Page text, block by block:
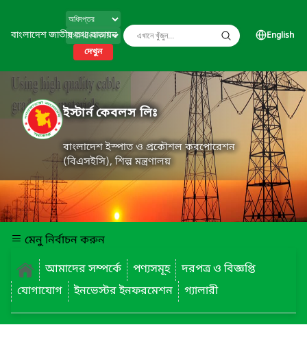
বাংলাদেশ জাতীয় তথ্য বাতায়ন
দেখুন
English
ইস্টার্ন কেবলস লিঃ
বাংলাদেশ ইস্পাত ও প্রকৌশল করপোরেশন
(বিএসইসি), শিল্প মন্ত্রণালয়
মেনু নির্বাচন করুন
আমাদের সম্পর্কে
পণ্যসমূহ
দরপত্র ও বিজ্ঞপ্তি
যোগাযোগ
ইনভেস্টর ইনফরমেশন গ্যালারী